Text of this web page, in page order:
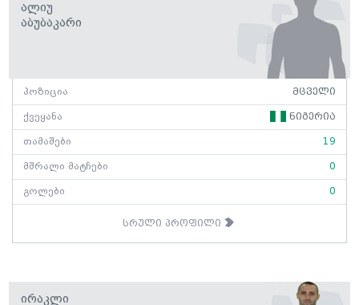
Ალიუ
Აბუბაკარი
პოზიცია მცველი
ქვეყანა ნიგერია
თამაშები 19
მშრალი მატჩები 0
გოლები 0
სრული პროფილი
Ირაკლი